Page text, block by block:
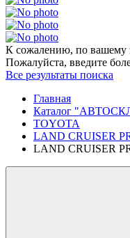
К сожалению, по вашему
Пожалуйста, введите
Все результаты поиска
Главная
Каталог
TOYOTA
LAND CRUISER
LAND CRUISER